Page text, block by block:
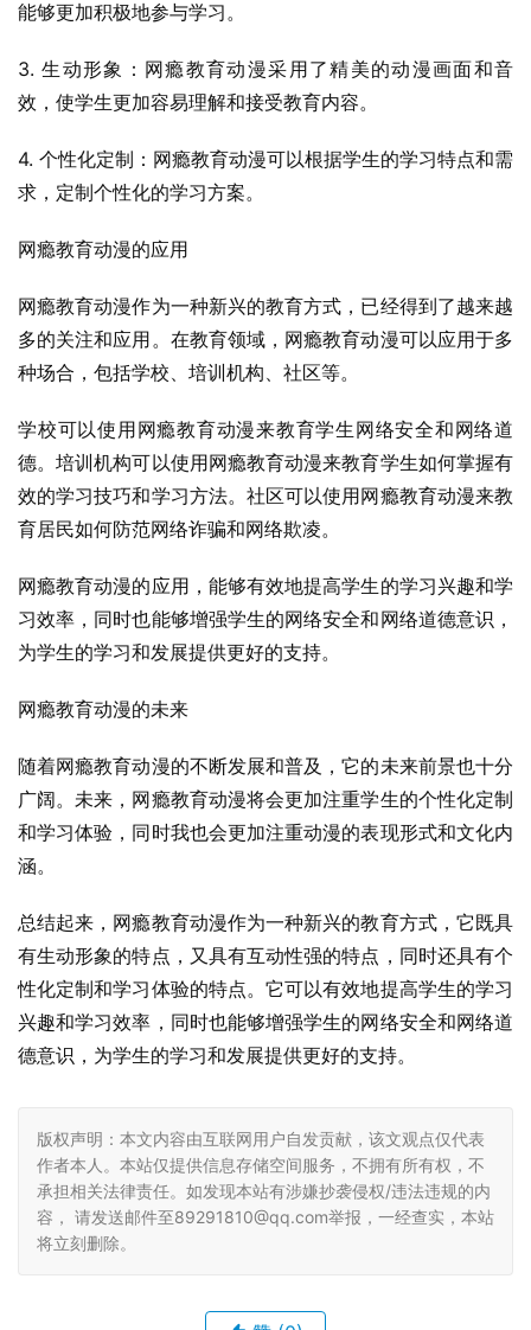
能够更加积极地参与学习。
3. 生动形象：网瘾教育动漫采用了精美的动漫画面和音
效，使学生更加容易理解和接受教育内容。
4. 个性化定制：网瘾教育动漫可以根据学生的学习特点和需
求，定制个性化的学习方案。
网瘾教育动漫的应用
网瘾教育动漫作为一种新兴的教育方式，已经得到了越来越
多的关注和应用。在教育领域，网瘾教育动漫可以应用于多
种场合，包括学校、培训机构、社区等。
学校可以使用网瘾教育动漫来教育学生网络安全和网络道
德。培训机构可以使用网瘾教育动漫来教育学生如何掌握有
效的学习技巧和学习方法。社区可以使用网瘾教育动漫来教
育居民如何防范网络诈骗和网络欺凌。
网瘾教育动漫的应用，能够有效地提高学生的学习兴趣和学
习效率，同时也能够增强学生的网络安全和网络道德意识，
为学生的学习和发展提供更好的支持。
网瘾教育动漫的未来
随着网瘾教育动漫的不断发展和普及，它的未来前景也十分
广阔。未来，网瘾教育动漫将会更加注重学生的个性化定制
和学习体验，同时我也会更加注重动漫的表现形式和文化内
涵。
总结起来，网瘾教育动漫作为一种新兴的教育方式，它既具
有生动形象的特点，又具有互动性强的特点，同时还具有个
性化定制和学习体验的特点。它可以有效地提高学生的学习
兴趣和学习效率，同时也能够增强学生的网络安全和网络道
德意识，为学生的学习和发展提供更好的支持。
版权声明：本文内容由互联网用户自发贡献，该文观点仅代表
作者本人。本站仅提供信息存储空间服务，不拥有所有权，不
承担相关法律责任。如发现本站有涉嫌抄袭侵权/违法违规的内
容， 请发送邮件至89291810@qq.com举报，一经查实，本站
将立刻删除。